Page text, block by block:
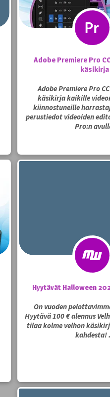
Adobe Premiere Pro
käsikirja
Adobe Premiere Pro
käsikirja kaikille
kiinnostuneille
perustiedot videoiden
Pro:n
Hyytävät Halloween
On vuoden
Hyytävä 100 € alennus
tilaa kolme velhon
kahdesta!